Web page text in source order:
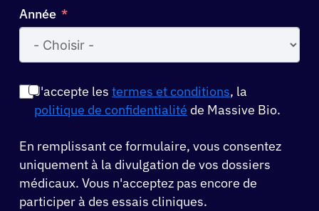
Année
J'accepte les termes et conditions, la
politique de confidentialité de Massive Bio.
En remplissant ce formulaire, vous consentez
uniquement à la divulgation de vos dossiers
médicaux. Vous n'acceptez pas encore de
participer à des essais cliniques.